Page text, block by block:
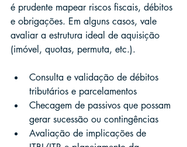
é prudente mapear riscos fiscais, débitos
e obrigações. Em alguns casos, vale
avaliar a estrutura ideal de aquisição
(imóvel, quotas, permuta, etc.).
Consulta e validação de débitos
tributários e parcelamentos
Checagem de passivos que possam
gerar sucessão ou contingências
Avaliação de implicações de